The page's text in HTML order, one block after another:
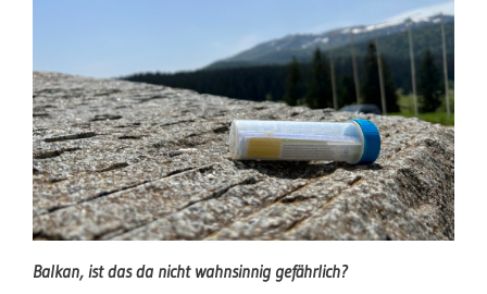
Balkan, ist das da nicht wahnsinnig gefährlich?